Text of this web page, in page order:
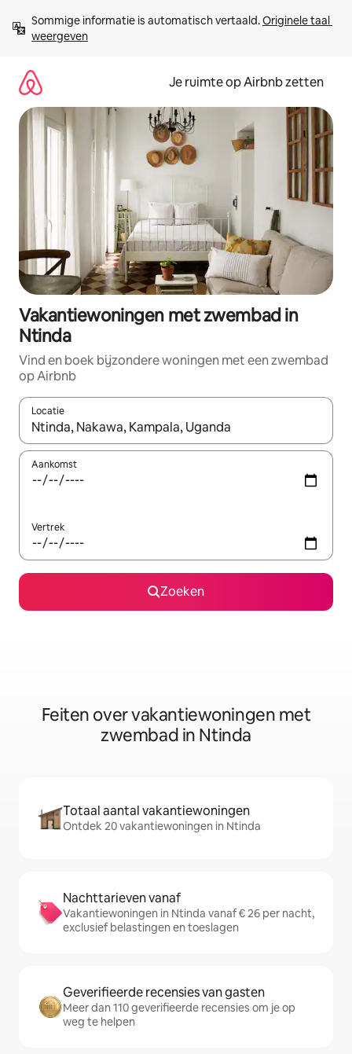
direct
naar
Sommige informatie is automatisch vertaald. Originele taal
weergeven
Je ruimte op Airbnb zetten
Vakantiewoningen met zwembad in
Ntinda
Vind en boek bijzondere woningen met een zwembad
op Airbnb
Locatie
Wanneer er suggesties beschikbaar zijn, maak je een keuze
Aankomst
Vertrek
Zoeken
Feiten over vakantiewoningen met
zwembad in Ntinda
Totaal aantal vakantiewoningen
Ontdek 20 vakantiewoningen in Ntinda
Nachttarieven vanaf
Vakantiewoningen in Ntinda vanaf € 26 per nacht,
exclusief belastingen en toeslagen
Geverifieerde recensies van gasten
Meer dan 110 geverifieerde recensies om je op
weg te helpen